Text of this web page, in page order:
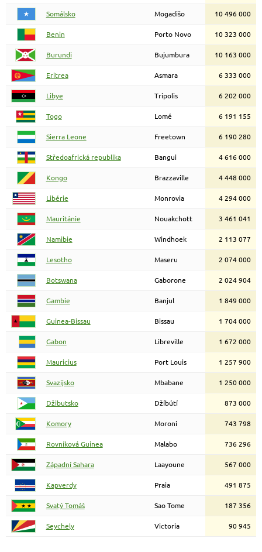
Somálsko Mogadišo 10 496 000
Benin Porto Novo 10 323 000
Burundi Bujumbura 10 163 000
Eritrea Asmara 6 333 000
Libye Tripolis 6 202 000
Togo Lomé 6 191 155
Sierra Leone Freetown 6 190 280
Středoafrická republika Bangui 4 616 000
Kongo Brazzaville 4 448 000
Libérie Monrovia 4 294 000
Mauritánie Nouakchott 3 461 041
Namibie Windhoek 2 113 077
Lesotho Maseru 2 074 000
Botswana Gaborone 2 024 904
Gambie Banjul 1 849 000
Guinea-Bissau Bissau 1 704 000
Gabon Libreville 1 672 000
Mauricius Port Louis 1 257 900
Svazijsko Mbabane 1 250 000
Džibutsko Džíbútí 873 000
Komory Moroni 743 798
Rovníková Guinea Malabo 736 296
Západní Sahara Laayoune 567 000
Kapverdy Praia 491 875
Svatý Tomáš Sao Tome 187 356
Seychely Victoria 90 945